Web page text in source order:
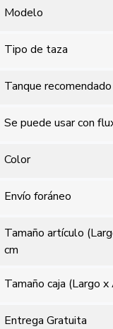
Modelo
Tipo de taza
Tanque recomendado
Se puede usar con
Color
Envío foráneo
Tamaño artículo
cm
Tamaño caja (Largo
Entrega Gratuita